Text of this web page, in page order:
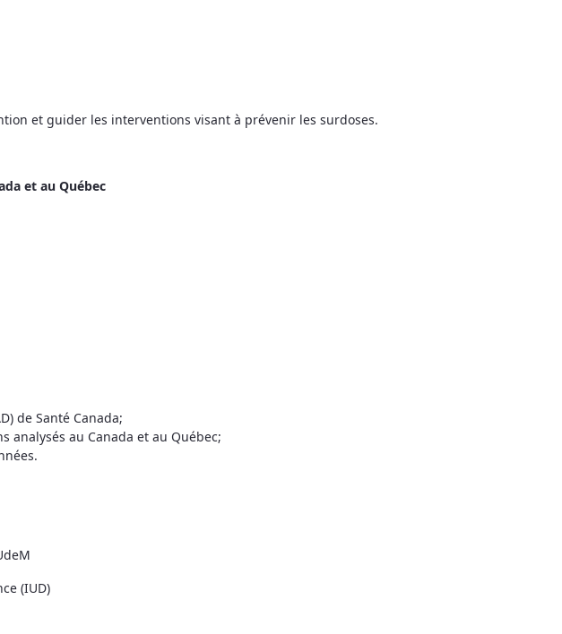
et guider les interventions visant à prévenir les surdoses.
et au Québec
de Santé Canada;
analysés au Canada et au Québec;
(IUD)